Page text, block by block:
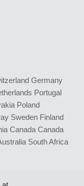
Germany
Portugal
Poland
Sweden Finland
Canada Canada
South Africa